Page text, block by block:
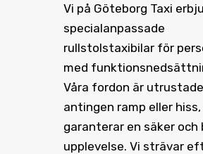
Vi på Göteborg Taxi
specialanpassade
rullstolstaxibilar för
med
Våra fordon är
antingen ramp eller
garanterar en säker och
upplevelse. Vi strävar